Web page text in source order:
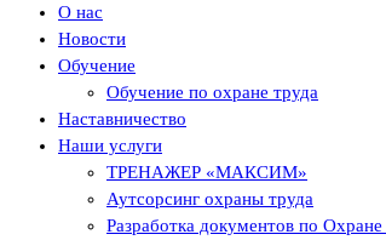
О нас
Новости
Обучение
Обучение по охране труда
Наставничество
Наши услуги
ТРЕНАЖЕР «МАКСИМ»
Аутсорсинг охраны труда
Разработка документов по Охране